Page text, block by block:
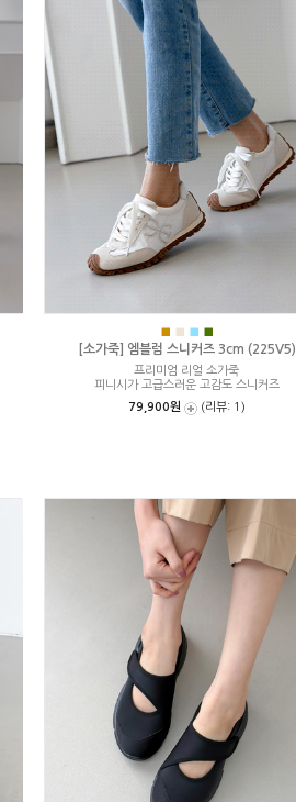
■ ■ ■
[소가죽] 엠블럼 스니커즈 3cm (225V5)
프리미엄 리얼 소가죽
피니시가 고급스러운 고감도 스니커즈
79,900원
(리뷰: 1)